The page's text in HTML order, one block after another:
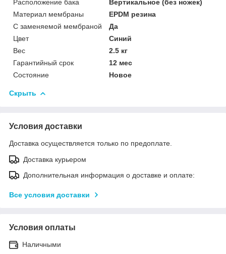
Расположение бака
Вертикальное (без ножек)
Материал мембраны
EPDM резина
С заменяемой мембраной
Да
Цвет
Синий
Вес
2.5 кг
Гарантийный срок
12 мес
Состояние
Новое
Скрыть
Условия доставки
Доставка осуществляется только по предоплате.
Доставка курьером
Дополнительная информация о доставке и оплате:
Все условия доставки
Условия оплаты
Наличными